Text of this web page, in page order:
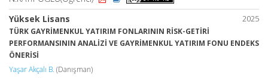
2025
Yüksek Lisans
TÜRK GAYRİMENKUL YATIRIM FONLARININ RİSK-GETİRİ
PERFORMANSININ ANALİZİ VE GAYRİMENKUL YATIRIM FONU ENDEKS
ÖNERİSİ
Yaşar Akçalı B. (Danışman)